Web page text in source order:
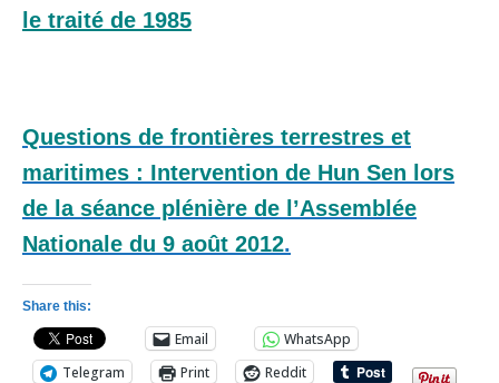
le traité de 1985
Questions de frontières terrestres et
maritimes : Intervention de Hun Sen lors
de la séance plénière de l’Assemblée
Nationale du 9 août 2012.
Share this:
Email
WhatsApp
Telegram
Print
Reddit